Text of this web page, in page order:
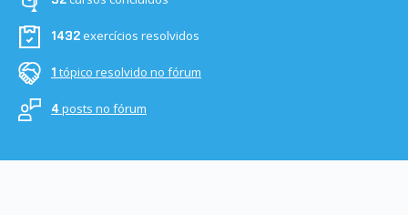
1432exercícios resolvidos
1 tópico resolvido no fórum
4posts no fórum